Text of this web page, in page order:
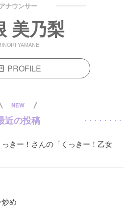
アナウンサー
美乃梨
YAMANE
PROFILE
NEW
近の投稿
きー！さんの「くっきー！乙女
め